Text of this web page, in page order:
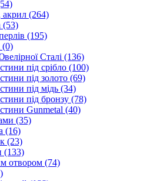
акрил (264)
(53)
(195)
(0)
Сталі (136)
під срібло (100)
під золото (69)
під мідь (34)
під бронзу (78)
Gunmetal (40)
(35)
(16)
(23)
(133)
отвором (74)